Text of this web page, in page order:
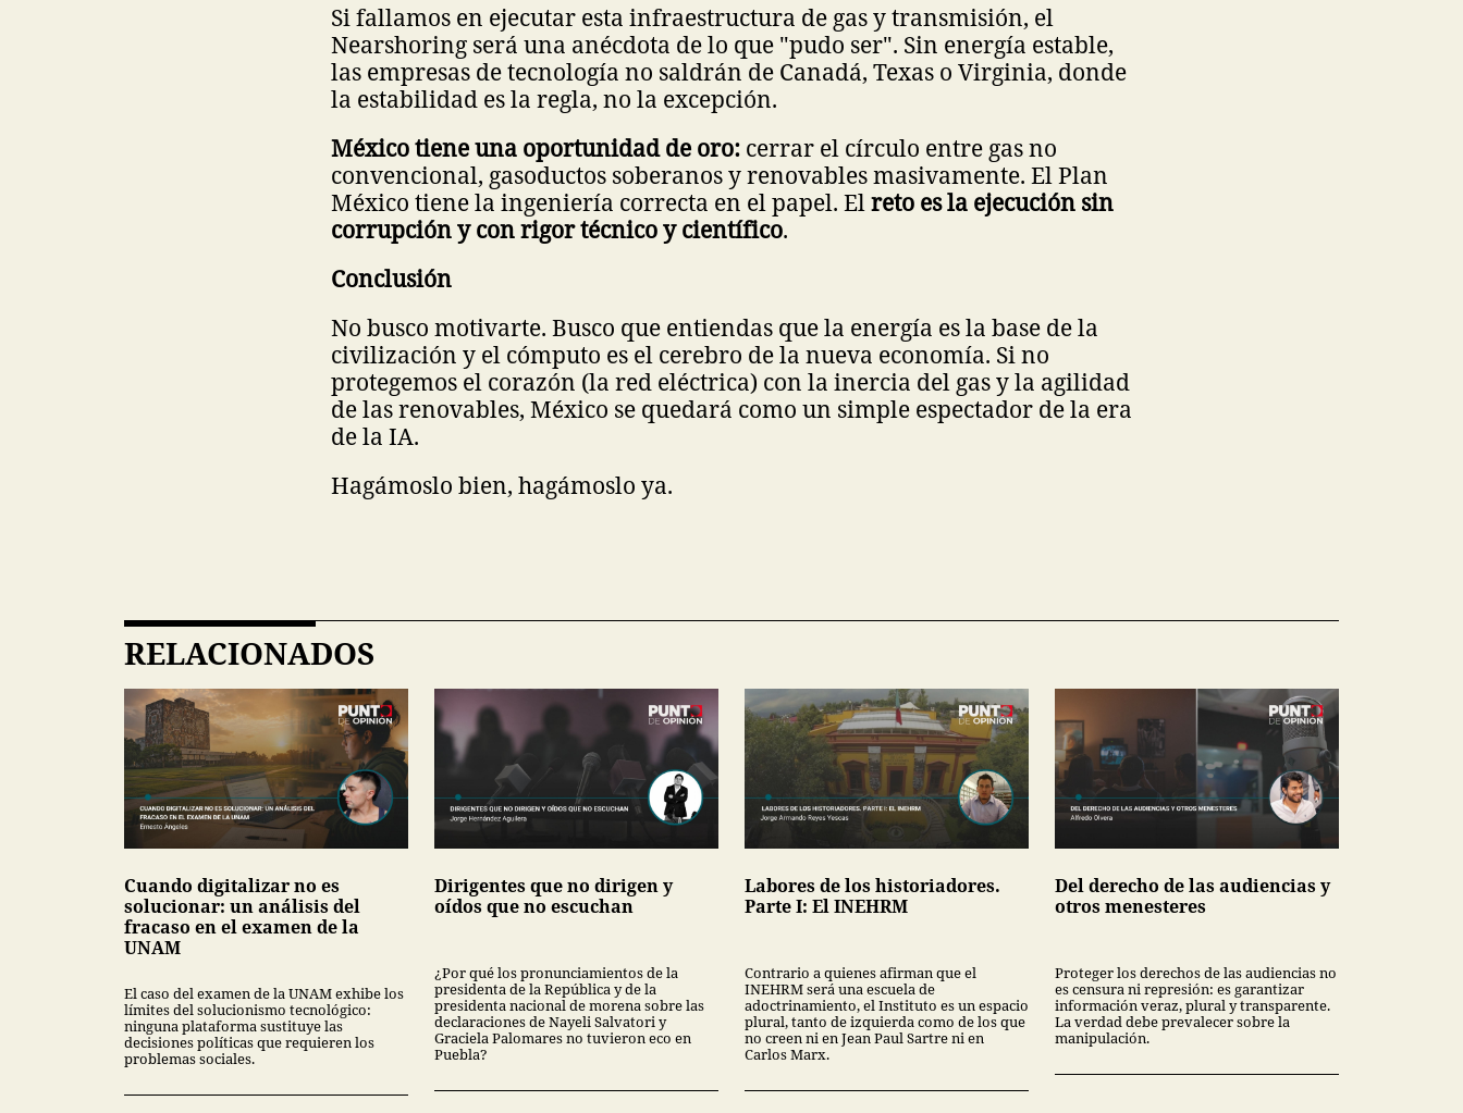
Si fallamos en ejecutar esta infraestructura de gas y transmisión, el
Nearshoring será una anécdota de lo que "pudo ser". Sin energía estable,
las empresas de tecnología no saldrán de Canadá, Texas o Virginia, donde
la estabilidad es la regla, no la excepción.
México tiene una oportunidad de oro: cerrar el círculo entre gas no
convencional, gasoductos soberanos y renovables masivamente. El Plan
México tiene la ingeniería correcta en el papel. Elreto es la ejecución sin
corrupción y con rigor técnico y científico.
Conclusión
No busco motivarte. Busco que entiendas que la energía es la base de la
civilización y el cómputo es el cerebro de la nueva economía. Si no
protegemos el corazón (la red eléctrica) con la inercia del gas y la agilidad
de las renovables, México se quedará como un simple espectador de la era
de la IA.
Hagámoslo bien, hagámoslo ya.
RELACIONADOS
Cuando digitalizar no es
solucionar: un análisis del
fracaso en el examen de la
UNAM
El caso del examen de la UNAM exhibe los
límites del solucionismo tecnológico:
ninguna plataforma sustituye las
decisiones políticas que requieren los
problemas sociales.
Dirigentes que no dirigen y
oídos que no escuchan
¿Por qué los pronunciamientos de la
presidenta de la República y de la
presidenta nacional de morena sobre las
declaraciones de Nayeli Salvatori y
Graciela Palomares no tuvieron eco en
Puebla?
Labores de los historiadores.
Parte I: El INEHRM
Contrario a quienes afirman que el
INEHRM será una escuela de
adoctrinamiento, el Instituto es un espacio
plural, tanto de izquierda como de los que
no creen ni en Jean Paul Sartre ni en
Carlos Marx.
Del derecho de las audiencias y
otros menesteres
Proteger los derechos de las audiencias no
es censura ni represión: es garantizar
información veraz, plural y transparente.
La verdad debe prevalecer sobre la
manipulación.